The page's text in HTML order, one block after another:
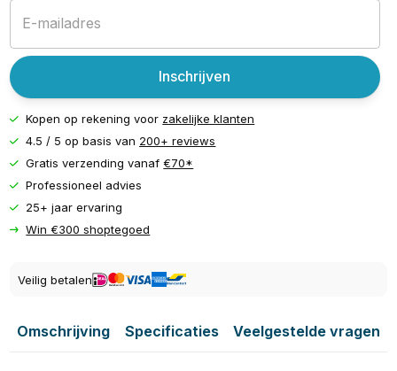
Inschrijven
Kopen op rekening voor zakelijke klanten
4.5 / 5 op basis van 200+ reviews
Gratis verzending vanaf€70*
Professioneel advies
25+ jaar ervaring
Win €300 shoptegoed
Veilig betalen
Omschrijving Specificaties Veelgestelde vragen